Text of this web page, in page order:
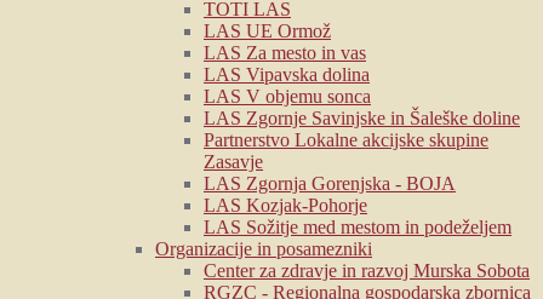
TOTI LAS
LAS UE Ormož
LAS Za mesto in vas
LAS Vipavska dolina
LAS V objemu sonca
LAS Zgornje Savinjske in Šaleške doline
Partnerstvo Lokalne akcijske skupine
Zasavje
LAS Zgornja Gorenjska - BOJA
LAS Kozjak-Pohorje
LAS Sožitje med mestom in podeželjem
Organizacije in posamezniki
Center za zdravje in razvoj Murska Sobota
RGZC - Regionalna gospodarska zbornica